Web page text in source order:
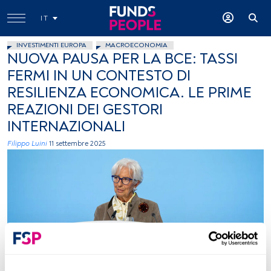
IT
INVESTIMENTI EUROPA MACROECONOMIA
NUOVA PAUSA PER LA BCE: TASSI
FERMI IN UN CONTESTO DI
RESILIENZA ECONOMICA. LE PRIME
REAZIONI DEI GESTORI
INTERNAZIONALI
Filippo Luini 11 settembre 2025